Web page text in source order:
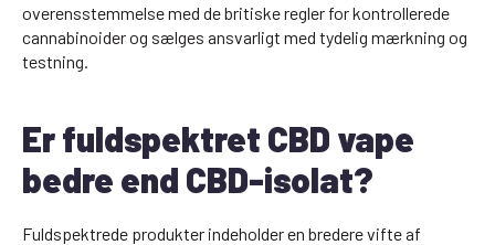
overensstemmelse med de britiske regler for kontrollerede
cannabinoider og sælges ansvarligt med tydelig mærkning og
testning.
Er fuldspektret CBD vape
bedre end CBD-isolat?
Fuldspektrede produkter indeholder en bredere vifte af